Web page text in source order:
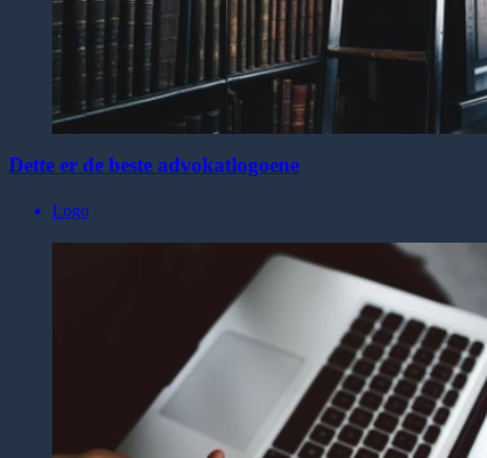
Dette er de beste advokatlogoene
Logo